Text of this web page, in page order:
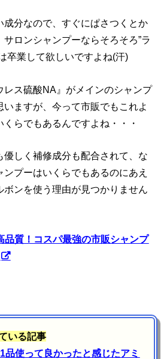
成分なので、すぐにぱさつくとか
ロンシャンプーならそろそろ”ラ
卒業して欲しいですよね(汗)
レス硫酸NA』がメインのシャンプ
ますが、今って市販でもこれよ
らでもあるんですよね・・・
優しく補修成分も配合されて、な
プーはいくらでもあるのにあえ
ボンを使う理由が見つかりません
品質！コスパ最強の市販シャンプ
いる記事
品使って良かったと感じたアミ